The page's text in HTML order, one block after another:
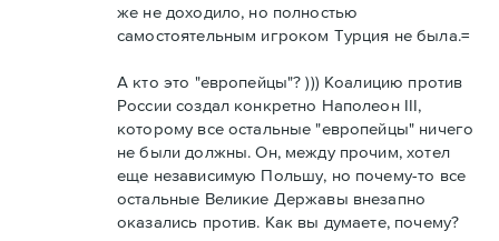
же не доходило, но полностью
самостоятельным игроком Турция не была.=
А кто это "европейцы"? ))) Коалицию против
России создал конкретно Наполеон III,
которому все остальные "европейцы" ничего
не были должны. Он, между прочим, хотел
еще независимую Польшу, но почему-то все
остальные Великие Державы внезапно
оказались против. Как вы думаете, почему?